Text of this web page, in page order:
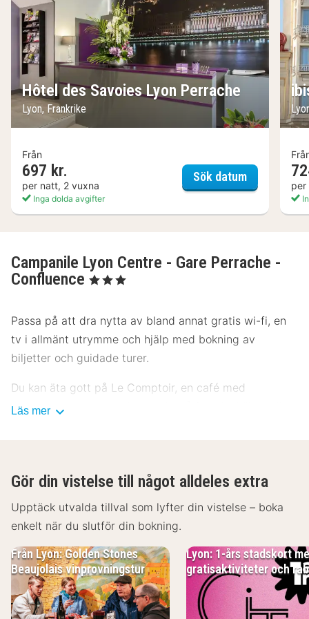
Hôtel des Savoies Lyon Perrache
Lyon, Frankrike
Från
697 kr.
per natt, 2 vuxna
Inga dolda avgifter
Sök datumHôtel des
per
Campanile Lyon Centre - Gare Perrache -
Confluence , 3 Stjärnor
Passa på att dra nytta av bland annat gratis wi-fi, en
tv i allmänt utrymme och hjälp med bokning av
biljetter och guidade turer.
Du kan äta gott på Le Comptoir, en café med
loungebar som specialiserat sig på franska köket, eller
Detta boende har fått sin officiella stjärngradering från
Frankrikes Turistutvecklingsbyrå, ATOUT France.
gratis dagstidningar i lobbyn och reception (öppen
dygnet runt).
Känn dig som hemma i ett av de 87 rummen med
Läs mer
Gör din vistelse till något alldeles extra
Upptäck utvalda tillval som lyfter din vistelse – boka
enkelt när du slutför din bokning.
Från Lyon: Golden Stones
Beaujolais vinprovningstur
Lyon: 1-års stadskort
gratisaktiviteter och